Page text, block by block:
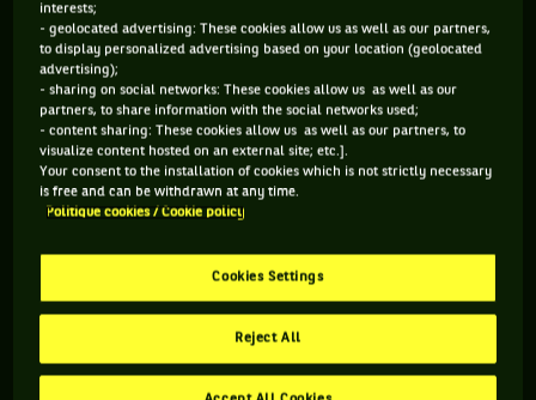
HOLGER RUNE : « POUR ÊTRE HONNÊTE, CETTE
NOUVELLE RÈGLE DE TEMPS EST GÊNANTE »
Cette nouveauté est entrée en vigueur après Roland-Garros
et, déjà, Alcaraz s’était exprimé, donnant son avis sur
Draper au Queen’s, petit rappel de l’ancienne ainsi que de la
Jadis, l’arbitre de chaise déclenchait le compte à rebours à
interests;
- geolocated advertising: These cookies allow us as well as our partners,
to display personalized advertising based on your location (geolocated
advertising);
- sharing on social networks: These cookies allow us as well as our
partners, to share information with the social networks used;
- content sharing: These cookies allow us as well as our partners, to
visualize content hosted on an external site; etc.].
Your consent to the installation of cookies which is not strictly necessary
is free and can be withdrawn at any time.
Politique cookies / Cookie policy
Cookies Settings
Reject All